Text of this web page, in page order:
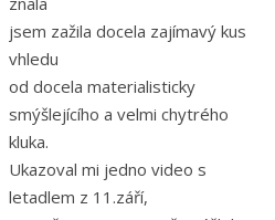
jsem zažila docela zajímavý kus
vhledu
od docela materialisticky
smýšlejícího a velmi chytrého
kluka.
Ukazoval mi jedno video s
letadlem z 11.září,